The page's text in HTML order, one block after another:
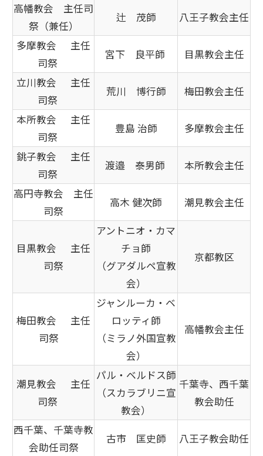
高幡教会 主任司
祭（兼任）
辻 茂師
八王子教会主任
多摩教会 主任
司祭
宮下 良平師
目黒教会主任
立川教会 主任
司祭
荒川 博行師
梅田教会主任
本所教会 主任
司祭
豊島 治師
多摩教会主任
銚子教会 主任
司祭
渡邉 泰男師
本所教会主任
高円寺教会 主任
司祭
高木 健次師 潮見教会主任
目黒教会 主任
司祭
アントニオ・カマ
チョ師
（グアダルペ宣教
会）
京都教区
梅田教会 主任
司祭
ジャンルーカ・ベ
ロッティ師
（ミラノ外国宣教
会）
高幡教会主任
潮見教会 主任
司祭
パル・ベルドス師
（スカラブリニ宣
教会）
千葉寺、西千葉
教会助任
西千葉、千葉寺教
会助任司祭
古市 匡史師
八王子教会助任